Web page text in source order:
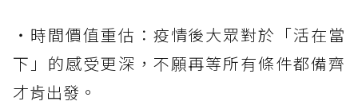
・時間價值重估：疫情後大眾對於「活在當
下」的感受更深，不願再等所有條件都備齊
才肯出發。